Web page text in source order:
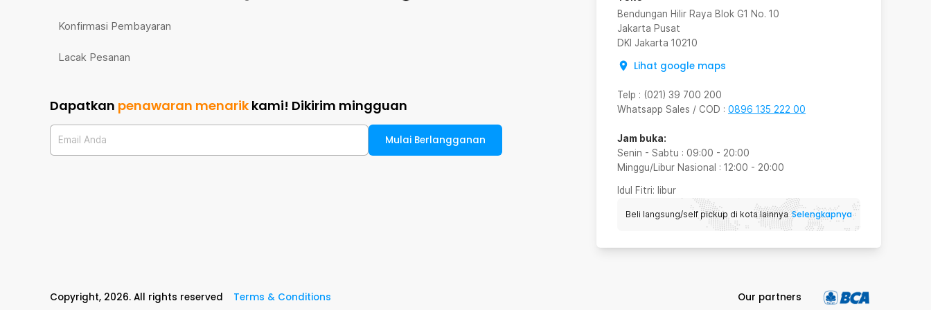
Bendungan Hilir Raya Blok G1 No. 10
Jakarta Pusat
DKI Jakarta 10210
Lihat google maps
Telp : (021) 39 700 200
Whatsapp Sales / COD : 0896 135 222 00
Jam buka:
Senin - Sabtu : 09:00 - 20:00
Minggu/Libur Nasional : 12:00 - 20:00
Idul Fitri: libur
Beli langsung/self pickup di kota lainnya Selengkapnya
Konfirmasi Pembayaran
Lacak Pesanan
Dapatkan penawaran menarik kami! Dikirim mingguan
Email Anda Mulai Berlangganan
Copyright, 2026. All rights reserved Terms & Conditions Our partners